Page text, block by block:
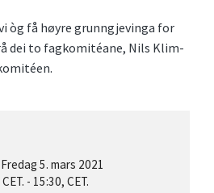
òg få høyre grunngjevinga for
dei to fagkomitéane, Nils Klim-
Fredag 5. mars 2021
- 15:30, CET.